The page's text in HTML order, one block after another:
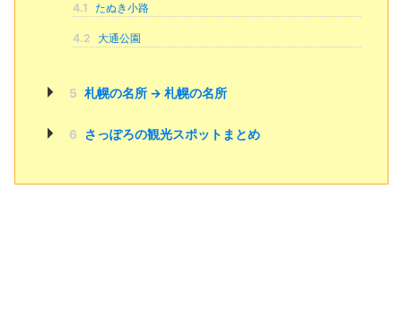
4.1 たぬき小路
4.2 大通公園
5 札幌の名所 → 札幌の名所
6 さっぽろの観光スポットまとめ